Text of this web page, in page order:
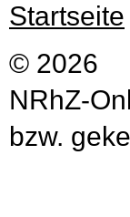
Startseite
© 2026
NRhZ-
bzw.